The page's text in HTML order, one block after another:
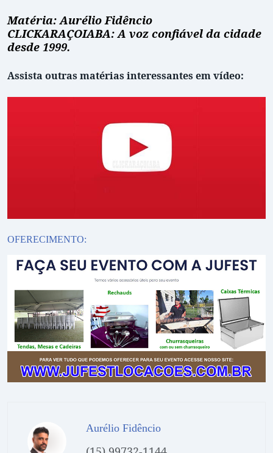
Matéria: Aurélio Fidêncio
CLICKARAÇOIABA: A voz confiável da cidade
desde 1999.
Assista outras matérias interessantes em vídeo:
OFERECIMENTO:
Aurélio Fidêncio